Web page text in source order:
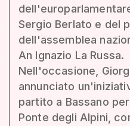
Sergio Berlato e del
dell'assemblea
An Ignazio La Russa.
Nell'occasione,
annunciato
partito a Bassano
Ponte degli Alpini,